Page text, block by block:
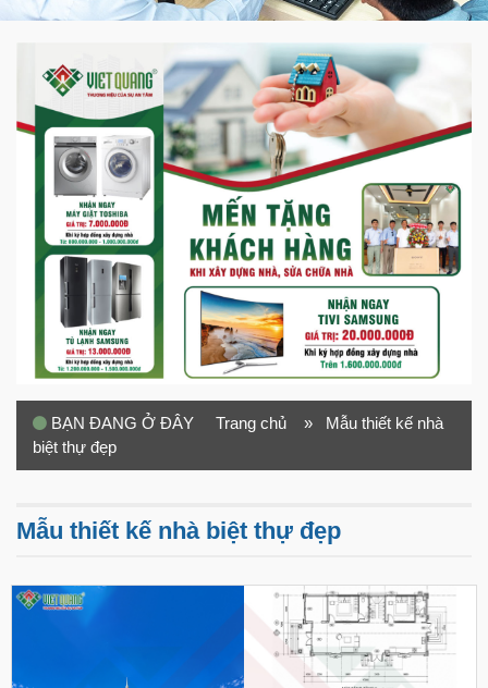
BẠN ĐANG Ở ĐÂY Trang chủ » Mẫu thiết kế nhà
biệt thự đẹp
Mẫu thiết kế nhà biệt thự đẹp